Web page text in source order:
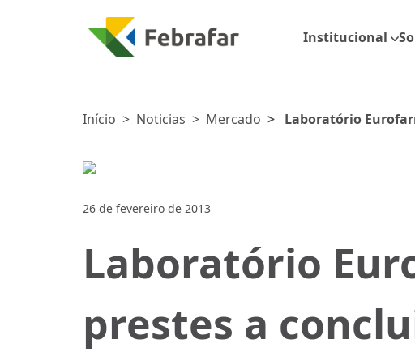
Institucional
Início > Noticias > Mercado > Laboratório
26 de fevereiro de 2013
Laboratório
prestes a